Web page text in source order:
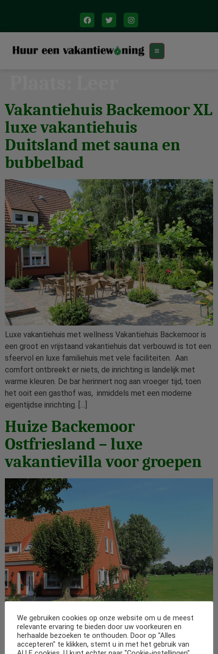
Vakantiehuis Backemoor XL
luxe vakantiehuis
Duitsland met sauna en
bubbelbad
Luxe vakantiehuis met wellness Vakantiehuis Backemoor is
een groot en vrijstaand vakantiehuis dat verbouwd is tot een
sfeervol en luxe familiehuis met vele faciliteiten. Aan
comfort ontbreekt er niets, de inrichting is landelijk met
warme kleuren. De bar herinnert nog aan vroeger tijd, toen
het ooit een gasthof was, inmiddels met een moderne
eigentijdse inrichting. […]
Huize Backemoor
Ostfriesland – luxe
vakantievilla voor groepen
Luxe vakantiehuis met sauna, jacuzzi, bar, bioscoop en
speelkamer In de landelijke omgeving van OstFriesland in
We gebruiken cookies op onze website om u de meest
relevante ervaring te bieden door uw voorkeuren en
herhaalde bezoeken te onthouden. Door op "Alles
accepteren" te klikken, stemt u in met het gebruik van